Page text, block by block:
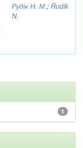
Рудік Н. М.; Rudik
N.
1